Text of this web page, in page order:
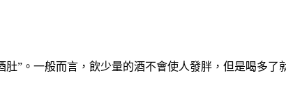
”。一般而言，飲少量的酒不會使人發胖，但是喝多了